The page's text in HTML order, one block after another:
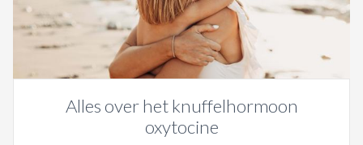
Alles over het knuffelhormoon
oxytocine